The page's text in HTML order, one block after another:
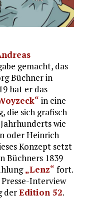
gemacht, das
Büchner in
hat er das
in eine
die sich grafisch
wie
oder Heinrich
Konzept setzt
Büchners 1839
„Lenz“ fort.
Interview
derEdition 52.